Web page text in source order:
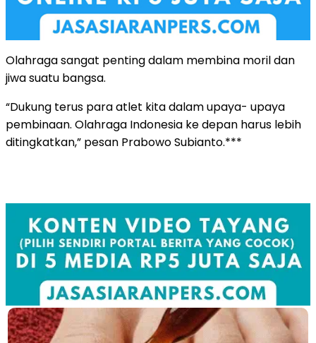
Olahraga sangat penting dalam membina moril dan
jiwa suatu bangsa.
“Dukung terus para atlet kita dalam upaya- upaya
pembinaan. Olahraga Indonesia ke depan harus lebih
ditingkatkan,” pesan Prabowo Subianto.***